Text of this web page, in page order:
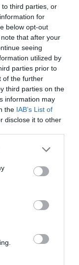
third parties, or
for
below opt-out
that after your
seeing
utilized by
parties prior to
of the further
third parties on the
information may
the IAB’s List of
disclose it to other
un ultimátum a
dos caminos:
ley o enfrentar la
por encima de
la invasión de
del
la
de
trabajo